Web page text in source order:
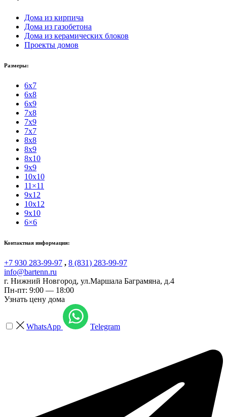
Дома из кирпича
Дома из газобетона
Дома из керамических блоков
Проекты домов
Размеры:
6x7
6x8
6x9
7x8
7x9
7x7
8x8
8x9
8x10
9x9
10x10
11×11
9x12
10x12
9x10
6×6
Контактная информация:
+7 930 283-99-97 , 8 (831) 283-99-97
info@bartenn.ru
г. Нижний Новгород, ул.Маршала Баграмяна, д.4
Пн-пт: 9:00 — 18:00
Узнать цену дома
WhatsApp Telegram